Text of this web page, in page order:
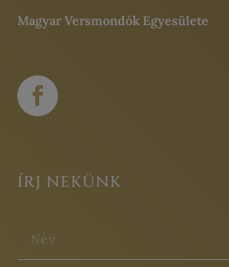
Magyar Versmondók Egyesülete
ÍRJ NEKÜNK